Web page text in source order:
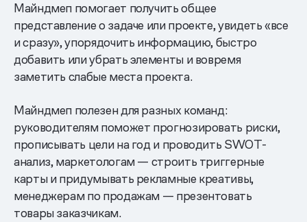
Майндмеп помогает получить общее
представление о задаче или проекте, увидеть «все
и сразу», упорядочить информацию, быстро
добавить или убрать элементы и вовремя
заметить слабые места проекта.
Майндмеп полезен для разных команд:
руководителям поможет прогнозировать риски,
прописывать цели на год и проводить SWOT-
анализ, маркетологам — строить триггерные
карты и придумывать рекламные креативы,
менеджерам по продажам — презентовать
товары заказчикам.